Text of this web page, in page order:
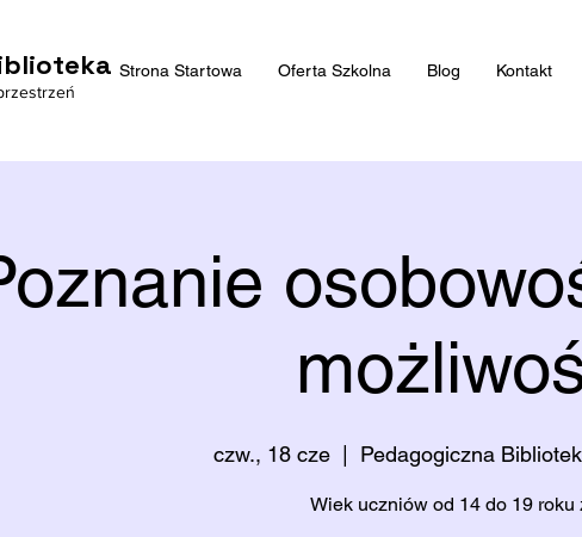
Strona Startowa Oferta Szkolna Blog Kontakt
czw., 18 cze Pedagogiczna
Wiek uczniów od 14 do 19 roku